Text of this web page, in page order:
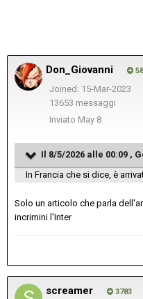
Don_Giovanni
Joined: 15-Mar-2023
13653 messaggi
Inviato May 8
Il 8/5/2026 alle 00:09 ,
In Francia che si dice, è
Solo un articolo che parla
incrimini l'Inter
screamer 3783